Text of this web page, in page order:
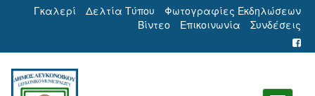
Γκαλερί Δελτία Τύπου
Φωτογραφίες Εκδηλώσεων
Βίντεο
Επικοινωνία Συνδέσεις